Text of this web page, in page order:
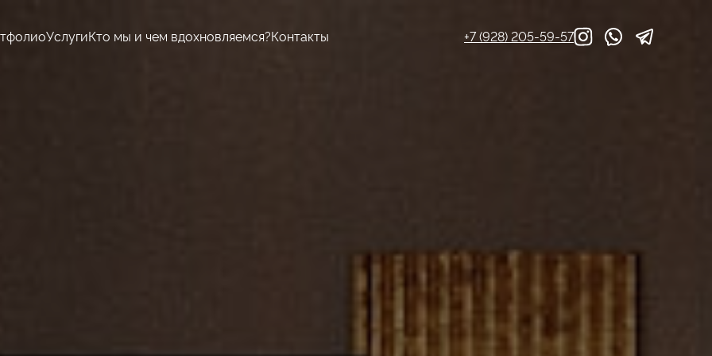
УслугиКто мы и чем вдохновляемся?Контакты +7 (928) 205-59-57